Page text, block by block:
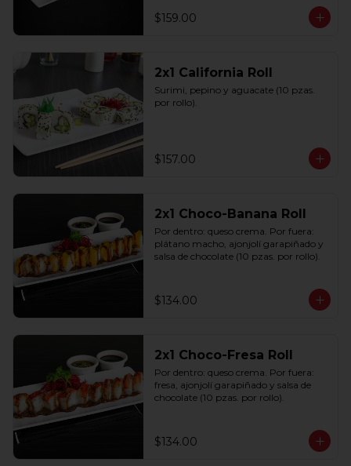
$159.00
2x1 California Roll
Surimi, pepino y aguacate (10 pzas.
por rollo).
$157.00
2x1 Choco-Banana Roll
Por dentro: queso crema. Por fuera:
plátano macho, ajonjolí garapiñado y
salsa de chocolate (10 pzas. por rollo).
$134.00
2x1 Choco-Fresa Roll
Por dentro: queso crema. Por fuera:
fresa, ajonjolí garapiñado y salsa de
chocolate (10 pzas. por rollo).
$134.00